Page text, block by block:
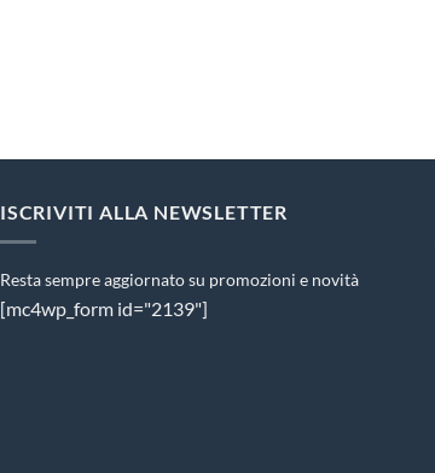
ISCRIVITI ALLA NEWSLETTER
Resta sempre aggiornato su promozioni e novità
[mc4wp_form id="2139"]